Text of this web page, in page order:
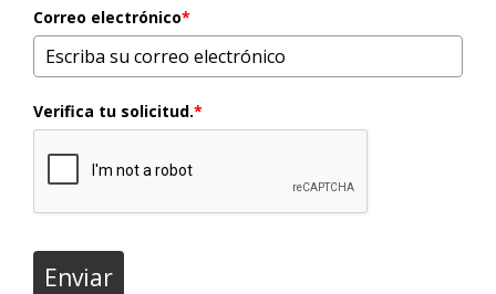
Correo electrónico*
Verifica tu solicitud.*
Enviar